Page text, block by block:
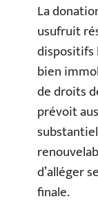
La
usufruit
dispositifs
bien
de droits
prévoit
d’alléger
finale.